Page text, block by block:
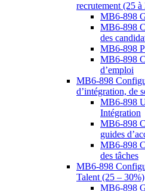
recrutement (25 à
MB6-898
MB6-898
des
MB6-898
MB6-898
d’emploi
MB6-898
d’intégration, de
MB6-898
Intégration
MB6-898
guides
MB6-898
des tâches
MB6-898
Talent (25 – 30%)
MB6-898